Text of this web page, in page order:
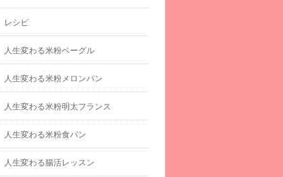
レシピ
人生変わる米粉ベーグル
人生変わる米粉メロンパン
人生変わる米粉明太フランス
人生変わる米粉食パン
人生変わる腸活レッスン